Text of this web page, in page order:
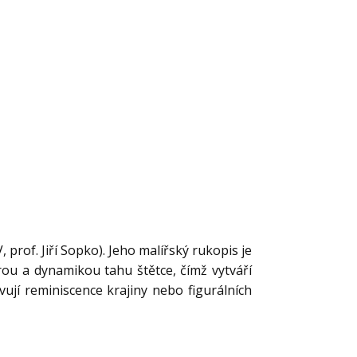
prof. Jiří Sopko). Jeho malířský rukopis je
a dynamikou tahu štětce, čímž vytváří
reminiscence krajiny nebo figurálních